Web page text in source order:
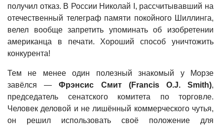
получил отказ. В России Николай I, рассчитывавший на
отечественный телеграф памяти покойного Шиллинга,
велел вообще запретить упоминать об изобретении
американца в печати. Хороший способ уничтожить
конкурента!
Тем не менее один полезный знакомый у Морзе
завёлся —Фрэнсис Смит (Francis O.J. Smith),
председатель сенатского комитета по торговле.
Человек деловой и не лишённый коммерческого чутья,
он решил использовать своё положение для